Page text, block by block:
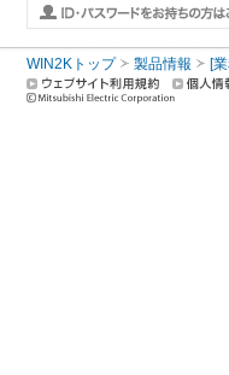
WIN2Kトップ 製品情報 [